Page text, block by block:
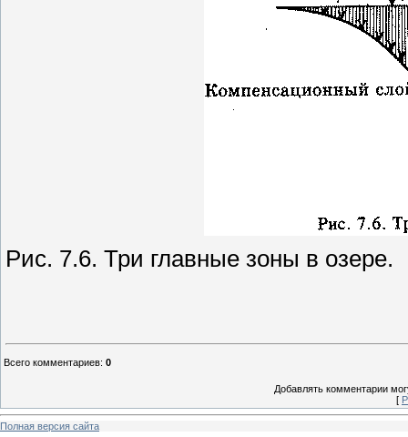
Рис. 7.6. Три главные зоны в озере.
Всего комментариев: 0
Добавлять комментарии
[
Полная версия сайта